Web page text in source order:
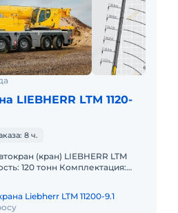
LIEBHERR LTM 1120-
8 ч.
(кран) LIEBHERR LTM
Комплектация:
Liebherr LTM 11200-9.1